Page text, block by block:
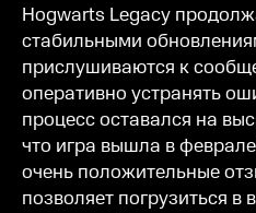
Hogwarts Legacy
стабильными
прислушиваются к
оперативно устранять
процесс оставался на
что игра вышла в
очень положительные
позволяет погрузиться